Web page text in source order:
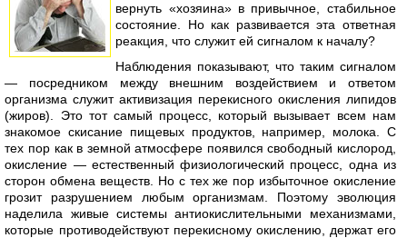
вернуть «хозяина» в привычное, стабильное
состояние. Но как развивается эта ответная
реакция, что служит ей сигналом к началу?
Наблюдения показывают, что таким сигналом
— посредником между внешним воздействием и ответом
организма служит активизация перекисного окисления липидов
(жиров). Это тот самый процесс, который вызывает всем нам
знакомое скисание пищевых продуктов, например, молока. С
тех пор как в земной атмосфере появился свободный кислород,
окисление — естественный физиологический процесс, одна из
сторон обмена веществ. Но с тех же пор избыточное окисление
грозит разрушением любым организмам. Поэтому эволюция
наделила живые системы антиокислительными механизмами,
которые противодействуют перекисному окислению, держат его